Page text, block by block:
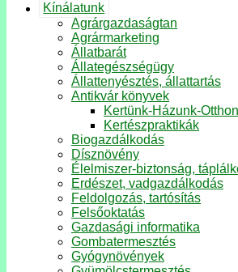
Kínálatunk
Agrárgazdaságtan
Agrármarketing
Állatbarát
Állategészségügy
Állattenyésztés, állattartás
Antikvár könyvek
Kertünk-Házunk-
Kertészpraktikák
Biogazdálkodás
Dísznövény
Élelmiszer-biztonság,
Erdészet, vadgazdálkodás
Feldolgozás, tartósítás
Felsőoktatás
Gazdasági informatika
Gombatermesztés
Gyógynövények